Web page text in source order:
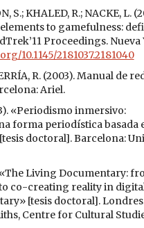
S.; KHALED, R.; NACKE, L.
to gamefulness:
Proceedings. Nueva
10.1145/2181037.2181040
R. (2003). Manual de
Ariel.
«Periodismo inmersivo:
forma periodística basada
doctoral]. Barcelona:
«The Living Documentary:
co-creating reality in
[tesis doctoral].
Centre for Cultural